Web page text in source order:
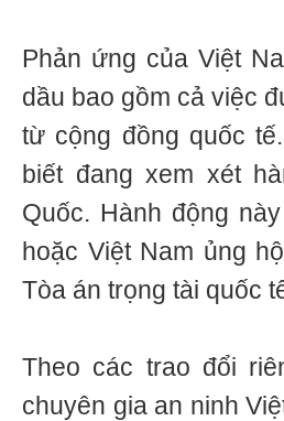
Phản ứng của Việt
dầu bao gồm cả việc
từ cộng đồng quốc
biết đang xem xét
Quốc. Hành động
hoặc Việt Nam ủng
Tòa án trọng tài quốc
Theo các trao đổi
chuyên gia an ninh